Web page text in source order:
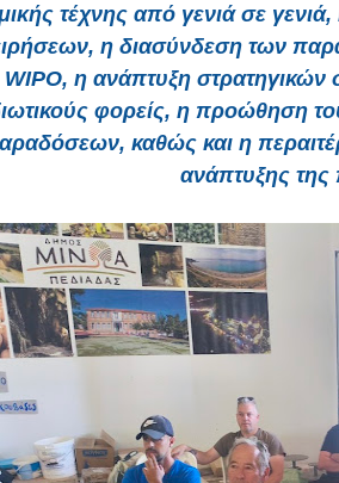
τέχνης από γενιά σε
η διασύνδεση των
WIPO, η ανάπτυξη
φορείς, η προώθηση
καθώς και η
ανάπτυξης της